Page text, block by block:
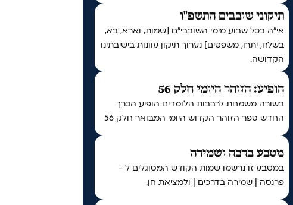
תיקוני שובבים התשפ"ו
אי"ה בכל שבוע מימי השובבי"ם [שמות, וארא, בא,
בשלח, יתרו, משפטים] נערוך תיקון עוונות בישיבתינו
הקדושה.
הופיע: הזוהר היומי חלק 56
בשורה משמחת לרבבות הלומדים הופיע הכרך
החדש ספר הזוהר הקדוש היומי המבואר חלק 56
מטבע ברכה ושמירה
במטבע זו נרשמו שמות הקודש המסוגלים ל -
פרנסה | שמירה בדרכים | ולמציאת חן.